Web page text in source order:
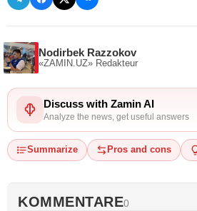
Nodirbek Razzokov
«ZAMIN.UZ» Redakteur
Discuss with Zamin AI
Analyze the news, get useful answers
Summarize Pros and cons
KOMMENTARE0